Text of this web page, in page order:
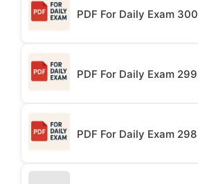
PDF For Daily Exam 300
PDF For Daily Exam 299
PDF For Daily Exam 298